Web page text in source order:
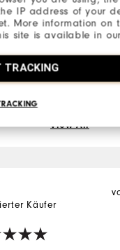
IP address of your
More information on
site is available in
TRACKING
Overall Size
2 Kunden
View All
Käufer